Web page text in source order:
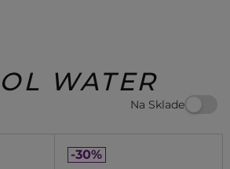
WATER
Na Sklade
-30%